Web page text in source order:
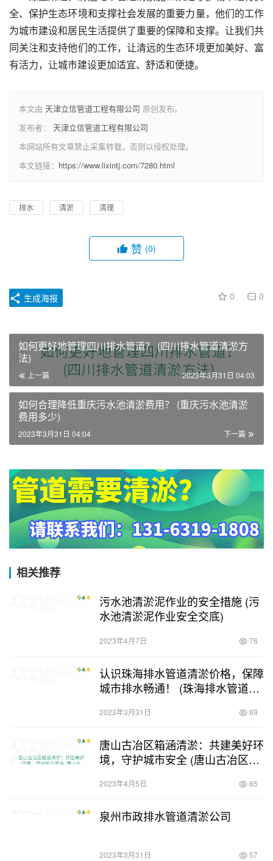
全、保护生态环境和支撑社会发展的重要力量，他们的工作
为城市建设和居民生活提供了重要的保障和支撑。让我们共
同关注和支持他们的工作，让清远的生态环境更加美好、富
有活力，让城市建设更加适宜、舒适和便捷。
本文由 天津立信管道工程有限公司 原创发布。
发布者： 天津立信管道工程有限公司
本网站所有文章禁止采集转载，否则以侵权处理。
本文链接： https://www.lixintj.com/7280.html
排水 清淤 清理
赞 (0)
0 0
生成海报
如何更好地管理四川排水管道？ (四川排水管道清淤方
法)
上一篇 2023年3月31日 04:03
如何合理降低重庆污水池清淤费用？ (重庆污水池清淤
费用多少)
下一篇
2023年3月31日 04:04
相关推荐
污水池清淤泥作业的安全措施 (污
水池清淤泥作业安全交底)
2023年4月7日 76
认识珠海排水管道清淤价格，保障
城市排水畅通！ (珠海排水管道清
2023年3月31日 69
唐山古冶区箱涵清淤：共建美好环
境，守护城市安全 (唐山古冶区箱
2023年4月5日 65
泉州市政排水管道清淤公司
2023年3月31日 57